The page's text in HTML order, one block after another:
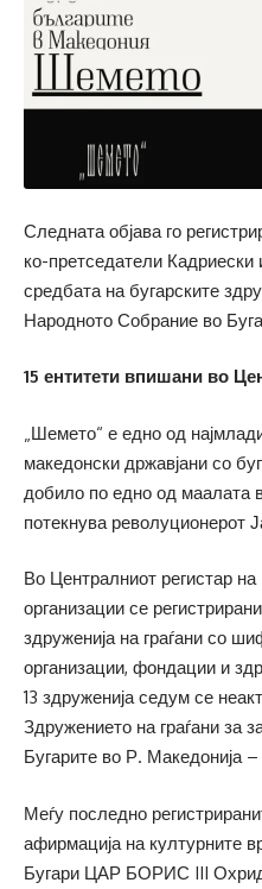
Следната објава го
ко-претседатели
средбата на бугарските
Народното Собрание во
15 ентитети впишани во
„Шемето“ е едно од
македонски државјани со
добило по едно од маалата
потекнува револуционерот
Во Централниот регистар
организации се
здруженија на граѓани со
организации, фондации и
13 здруженија седум се
Здружението на граѓани за
Бугарите во Р. Македонија
Меѓу последно
афирмација на културните
Бугари ЦАР БОРИС III Охрид,